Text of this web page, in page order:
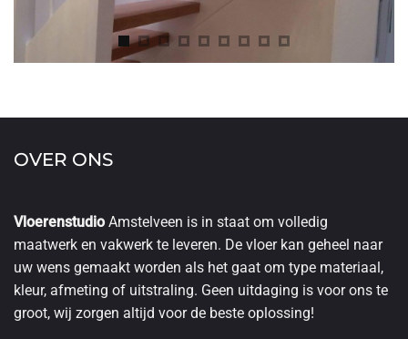
OVER ONS
Vloerenstudio Amstelveen is in staat om volledig
maatwerk en vakwerk te leveren. De vloer kan geheel naar
uw wens gemaakt worden als het gaat om type materiaal,
kleur, afmeting of uitstraling. Geen uitdaging is voor ons te
groot, wij zorgen altijd voor de beste oplossing!